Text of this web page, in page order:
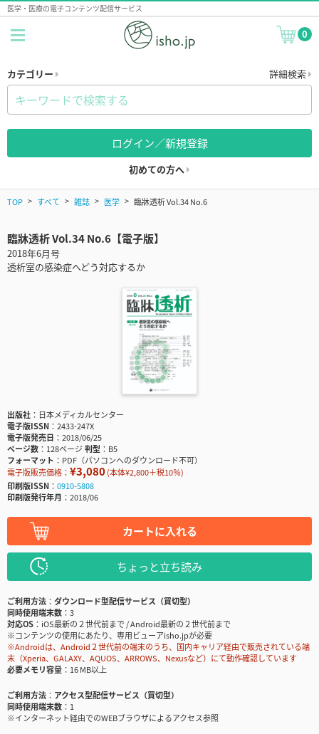
医学・医療の電子コンテンツ配信サービス
0
カテゴリー 詳細検索
ログイン／新規登録
初めての方へ
TOP すべて 雑誌 医学 臨牀透析 Vol.34 No.6
臨牀透析 Vol.34 No.6【電子版】
2018年6月号
透析室の感染症へどう対応するか
出版社
日本メディカルセンター
電子版ISSN
2433-247X
電子版発売日
2018/06/25
ページ数
128ページ判型
B5
フォーマット
PDF（パソコンへのダウンロード不可）
電子版販売価格： ¥3,080(本体¥2,800＋税10％)
印刷版ISSN
0910-5808
印刷版発行年月
2018/06
カートに入れる
ちょっと立ち読み
ご利用方法
ダウンロード型配信サービス（買切型）
同時使用端末数
3
対応OS
iOS最新の２世代前まで / Android最新の２世代前まで
※コンテンツの使用にあたり、専用ビューアisho.jpが必要
※Androidは、Android２世代前の端末のうち、国内キャリア経由で販売されている端
末（Xperia、GALAXY、AQUOS、ARROWS、Nexusなど）にて動作確認しています
必要メモリ容量
16 MB以上
ご利用方法
アクセス型配信サービス（買切型）
同時使用端末数
1
※インターネット経由でのWEBブラウザによるアクセス参照